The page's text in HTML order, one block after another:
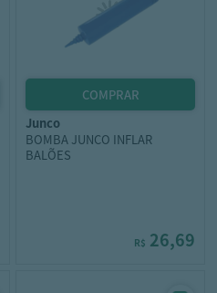
junco
BOMBA JUNCO INFLAR
BALÕES
R$ 26,69